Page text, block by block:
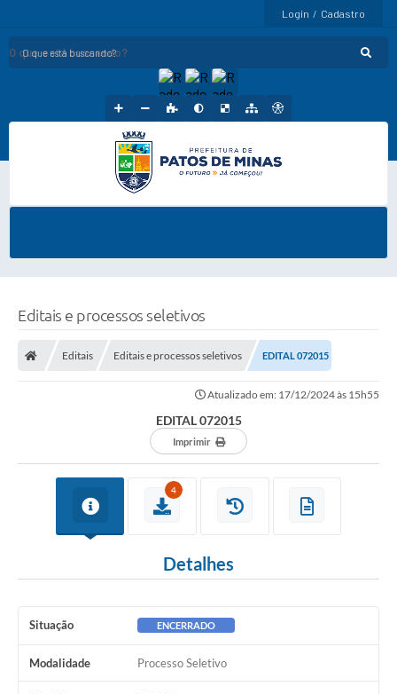
Login / Cadastro
O que está buscando?
Editais e processos seletivos
Editais Editais e processos seletivos EDITAL 072015
Atualizado em: 17/12/2024 às 15h55
EDITAL 072015
Imprimir
4
Detalhes
Situação ENCERRADO
Modalidade Processo Seletivo